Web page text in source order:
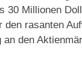
30 Millionen
rasanten
den